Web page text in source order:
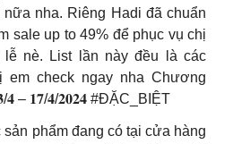
nha. Riêng Hadi đã chuẩn
sale up to 49% để phục vụ chị
nè. List lần này đều là các
em check ngay nha Chương
𝟒 – 𝟏𝟕/𝟒/𝟐𝟎𝟐𝟒 #ĐẶC_BIỆT
phẩm đang có tại cửa hàng